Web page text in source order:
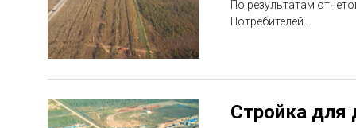
По результатам
Потребителей...
Стройка для